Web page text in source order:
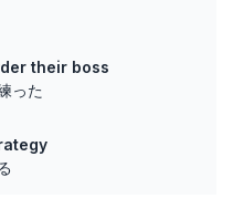
their boss
った